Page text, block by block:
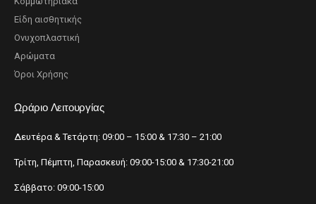
Είδη αισθητικής
Ονυχοπλαστική
Αρώματα
Όροι Χρήσης
Ωράριο Λειτουργίας
Δευτέρα & Τετάρτη: 09:00 – 15:00 & 17:30 – 21:00
Τρίτη, Πέμπτη, Παρασκευή: 09:00-15:00 & 17:30-21:00
Σάββατο: 09:00-15:00